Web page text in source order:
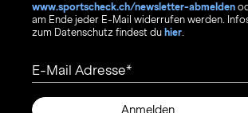
www.sportscheck.ch/newsletter-abmelden
am Ende jeder E-Mail widerrufen werden.
zum Datenschutz findest du hier.
E-Mail Adresse
Anmelden